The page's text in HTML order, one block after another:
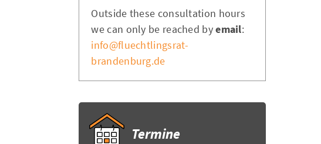
Outside these consultation hours
we can only be reached byemail:
info@fluechtlingsrat-
brandenburg.de
Termine